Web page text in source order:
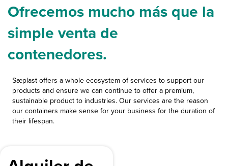
Ofrecemos mucho más que la
simple venta de
contenedores.
Sæplast offers a whole ecosystem of services to support our
products and ensure we can continue to offer a premium,
sustainable product to industries. Our services are the reason
our containers make sense for your business for the duration of
their lifespan.